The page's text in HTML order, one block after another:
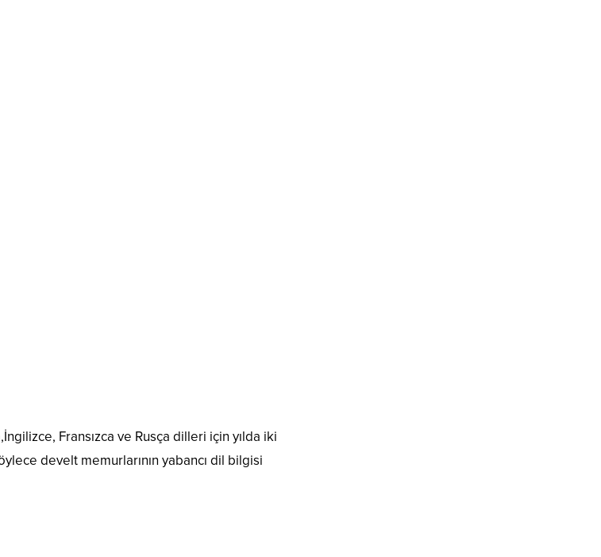
Fransızca ve Rusça dilleri için yılda iki
develt memurlarının yabancı dil bilgisi